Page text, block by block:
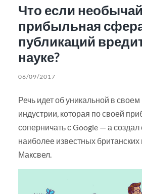
Что если
прибыльная
публикаций
науке?
06/09/2017
Речь идет об уникальной в
индустрии, которая по своей
соперничать с Google — а создал
наиболее известных
Максвел.